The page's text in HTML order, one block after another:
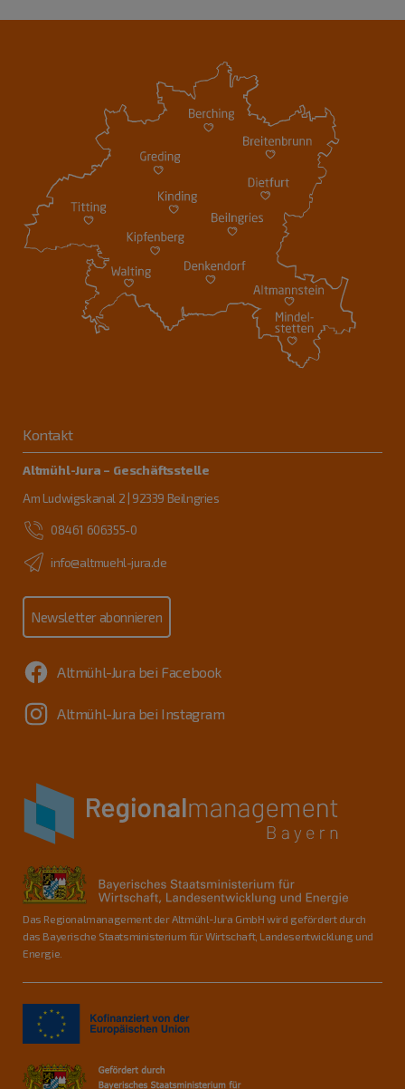
Kontakt
Altmühl-Jura – Geschäftsstelle
Am Ludwigskanal 2 | 92339 Beilngries
08461 606355-0
info@altmuehl-jura.de
Newsletter abonnieren
Altmühl-Jura bei Facebook
Altmühl-Jura bei Instagram
Das Regionalmanagement der Altmühl-Jura GmbH wird gefördert durch
das Bayerische Staatsministerium für Wirtschaft, Landesentwicklung und
Energie.